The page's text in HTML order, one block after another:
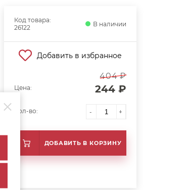
Код товара:
26122
В наличии
Добавить в избранное
Цена:
404 ₽
244 ₽
Кол-во: - +
ДОБАВИТЬ В КОРЗИНУ